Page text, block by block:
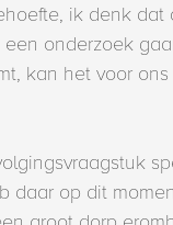
ik denk dat
onderzoek
kan het voor
daar op dit